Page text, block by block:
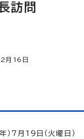
訪問
月 16 日
7月19日（火曜日）